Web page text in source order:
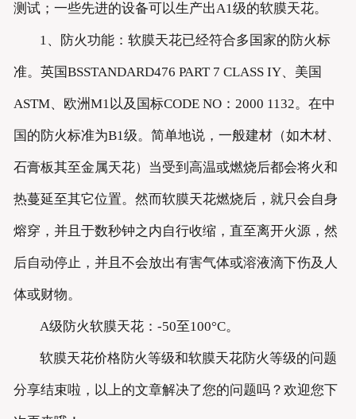
测试；一些先进的设备可以生产出A1级的软膜天花。
1、防火功能：软膜天花已经符合多国家的防火标
准。英国BSSTANDARD476 PART 7 CLASS IY、美国
ASTM、欧洲M1以及国标CODE NO：2000 1132。在中
国的防火标准为B1级。简单地说，一般建材（如木材、
石膏板其至金属天花）当受到高温或燃烧后都会将火和
热蔓延至其它位置。然而软膜天花燃烧后，就只会自身
熔穿，并且于数秒钟之内自行收缩，直至离开火源，然
后自动停止，并且不会放出有害气体或溶液滴下伤及人
体或财物。
A级防火软膜天花：-50至100°C。
软膜天花价格防火等级和软膜天花防火等级的问题
分享结束啦，以上的文章解决了您的问题吗？欢迎您下